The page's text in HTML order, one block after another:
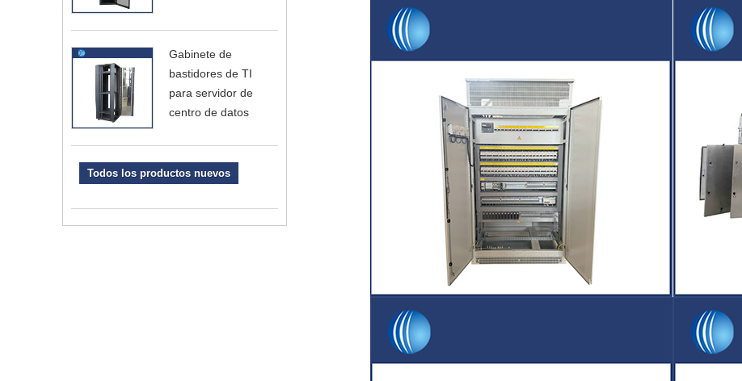
Gabinete de
bastidores de TI
para servidor de
centro de datos
Todos los productos nuevos